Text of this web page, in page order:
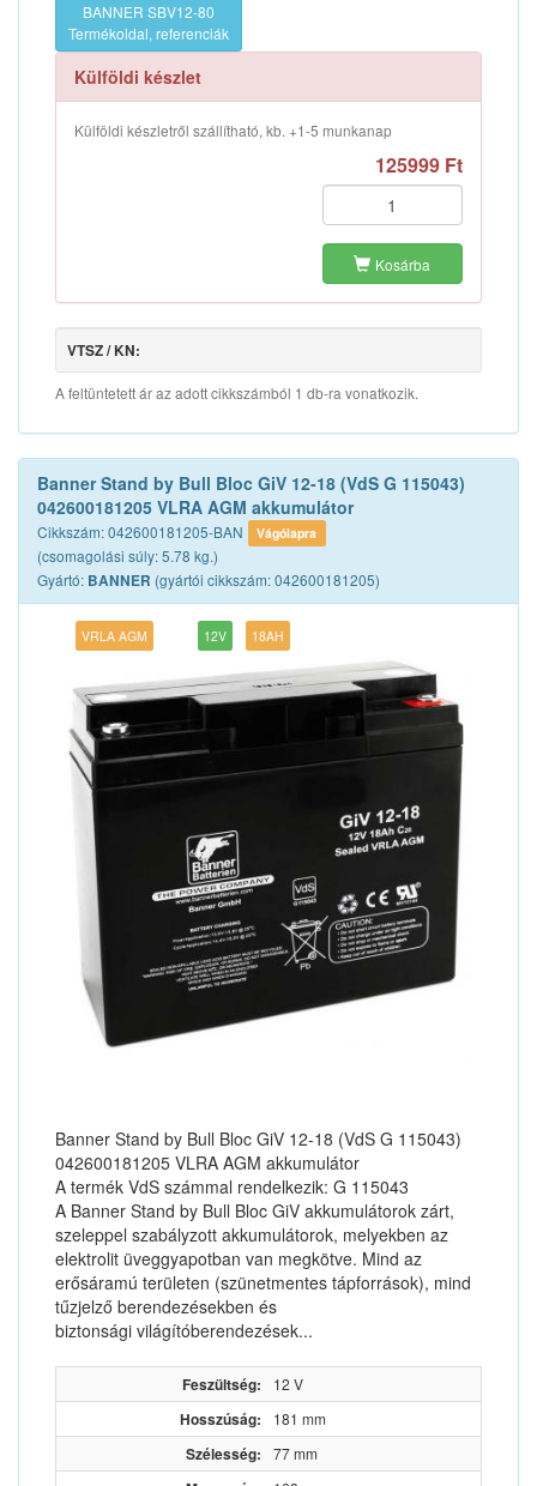
BANNER SBV12-80
Termékoldal, referenciák
Külföldi készlet
Külföldi készletről szállítható, kb. +1-5 munkanap
125999 Ft
Kosárba
VTSZ / KN:
A feltüntetett ár az adott cikkszámból 1 db-ra vonatkozik.
Banner Stand by Bull Bloc GiV 12-18 (VdS G 115043)
042600181205 VLRA AGM akkumulátor
Cikkszám: 042600181205-BAN Vágólapra
(csomagolási súly: 5.78 kg.)
Gyártó: BANNER (gyártói cikkszám: 042600181205)
VRLA AGM 12V 18AH
Banner Stand by Bull Bloc GiV 12-18 (VdS G 115043)
042600181205 VLRA AGM akkumulátor
A termék VdS számmal rendelkezik: G 115043
A Banner Stand by Bull Bloc GiV akkumulátorok zárt,
szeleppel szabályzott akkumulátorok, melyekben az
elektrolit üveggyapotban van megkötve. Mind az
erősáramú területen (szünetmentes tápforrások), mind
tűzjelző berendezésekben és
biztonsági világítóberendezések...
Feszültség: 12 V
Hosszúság: 181 mm
Szélesség: 77 mm